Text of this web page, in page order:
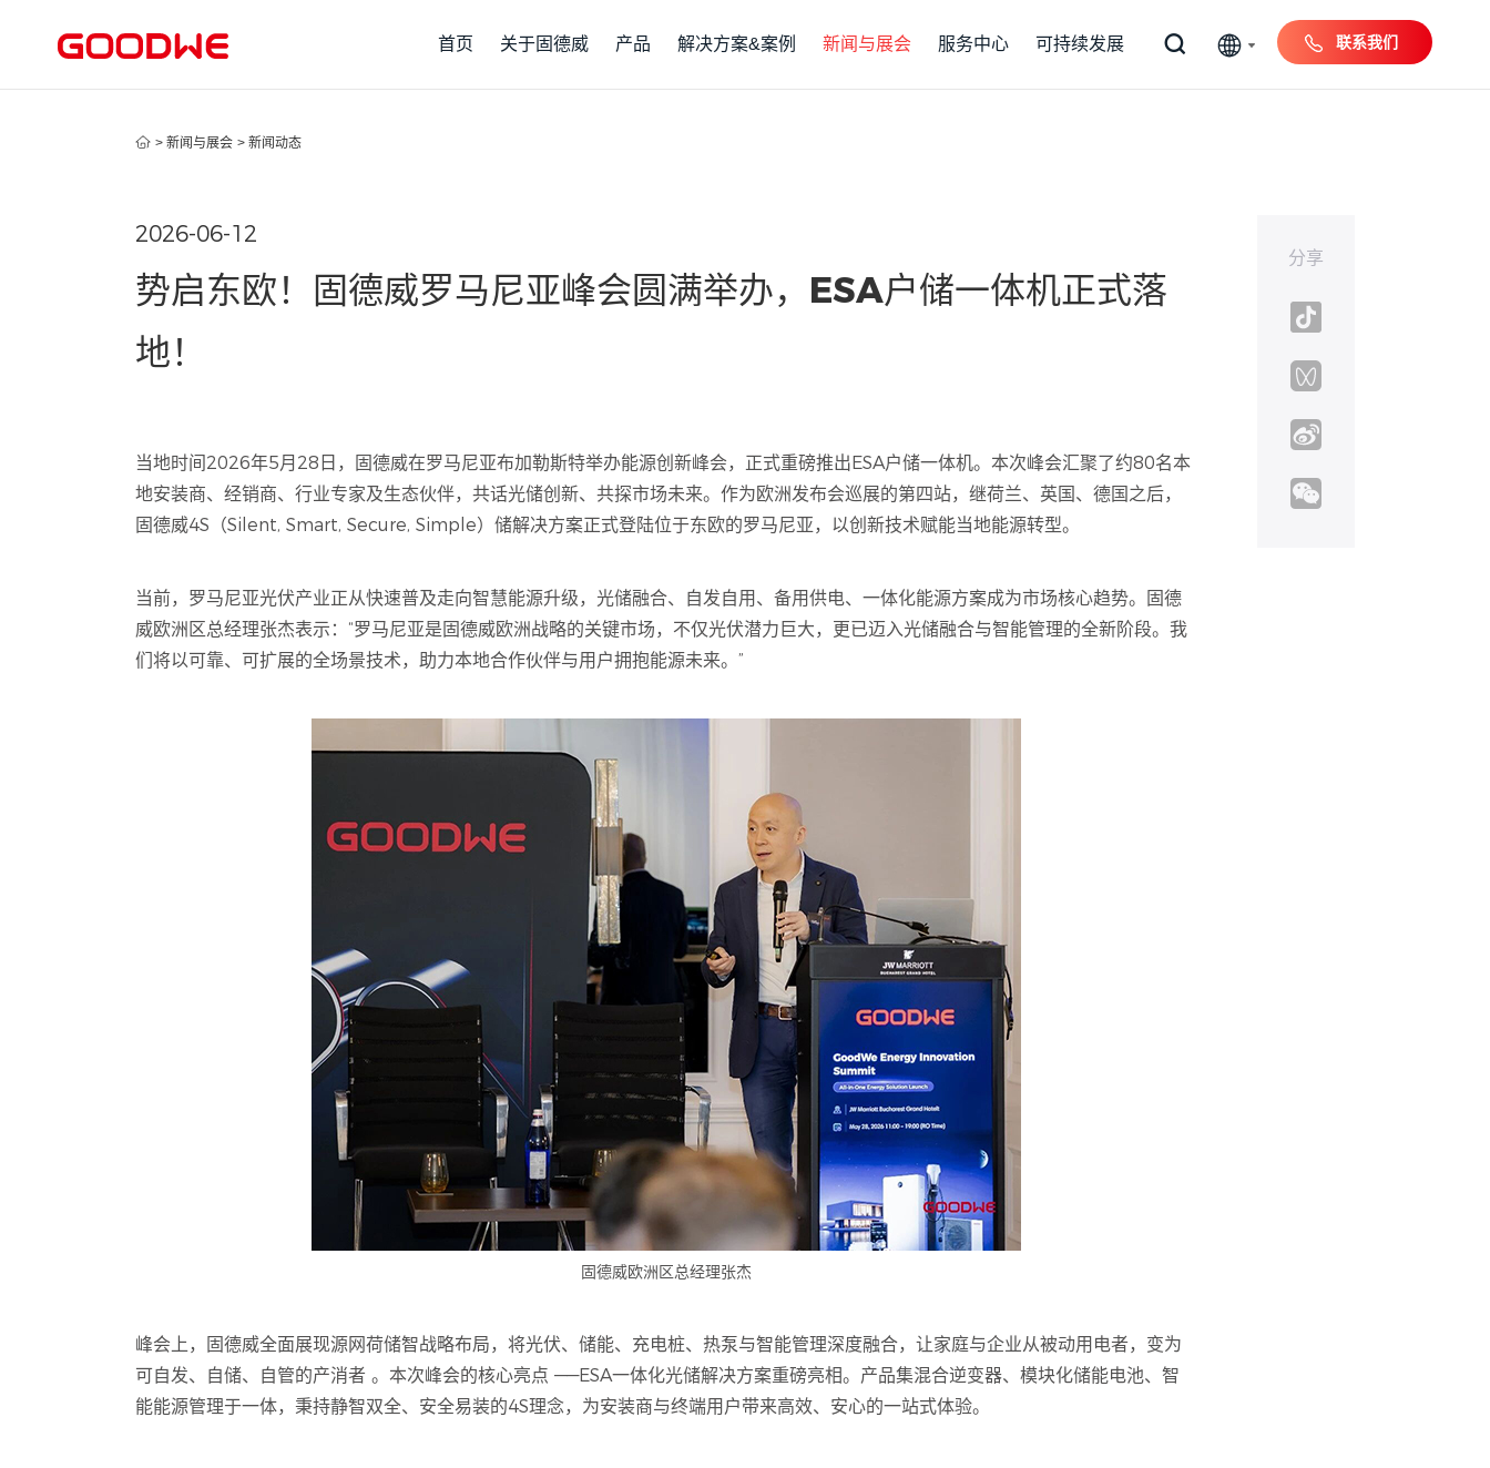
首页 关于固德威 产品 解决方案&案例 新闻与展会 服务中心 可持续发展 联系我们
> 新闻与展会 > 新闻动态
分享
2026-06-12
势启东欧！固德威罗马尼亚峰会圆满举办，ESA户储一体机正式落
地！
当地时间2026年5月28日，固德威在罗马尼亚布加勒斯特举办能源创新峰会，正式重磅推出ESA户储一体机。本次峰会汇聚了约80名本
地安装商、经销商、行业专家及生态伙伴，共话光储创新、共探市场未来。作为欧洲发布会巡展的第四站，继荷兰、英国、德国之后，
固德威4S（Silent, Smart, Secure, Simple）储解决方案正式登陆位于东欧的罗马尼亚，以创新技术赋能当地能源转型。
当前，罗马尼亚光伏产业正从快速普及走向智慧能源升级，光储融合、自发自用、备用供电、一体化能源方案成为市场核心趋势。固德
威欧洲区总经理张杰表示：“罗马尼亚是固德威欧洲战略的关键市场，不仅光伏潜力巨大，更已迈入光储融合与智能管理的全新阶段。我
们将以可靠、可扩展的全场景技术，助力本地合作伙伴与用户拥抱能源未来。”
固德威欧洲区总经理张杰
峰会上，固德威全面展现源网荷储智战略布局，将光伏、储能、充电桩、热泵与智能管理深度融合，让家庭与企业从被动用电者，变为
可自发、自储、自管的产消者 。本次峰会的核心亮点 ——ESA一体化光储解决方案重磅亮相。产品集混合逆变器、模块化储能电池、智
能能源管理于一体，秉持静智双全、安全易装的4S理念，为安装商与终端用户带来高效、安心的一站式体验。